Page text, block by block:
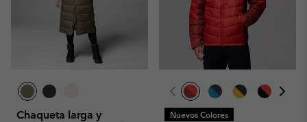
Chaqueta larga y
Nuevos Colores